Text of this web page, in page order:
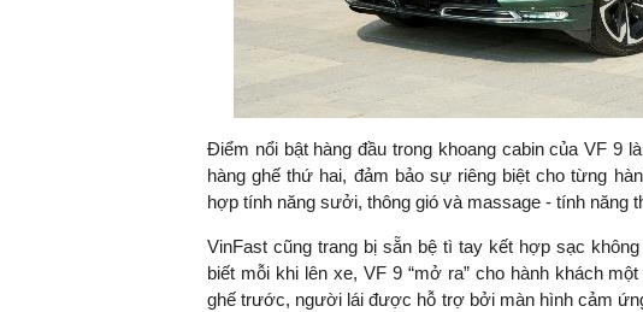
Điểm nổi bật hàng đầu trong khoang cabin của VF 9
hàng ghế thứ hai, đảm bảo sự riêng biệt cho từng
hợp tính năng sưởi, thông gió và massage - tính năng
VinFast cũng trang bị sẵn bệ tì tay kết hợp sạc
biết mỗi khi lên xe, VF 9 “mở ra” cho hành khách
ghế trước, người lái được hỗ trợ bởi màn hình cảm
TS. Nguyễn Đức Độ - Phó Viện
Viện Kinh tế Tài chính